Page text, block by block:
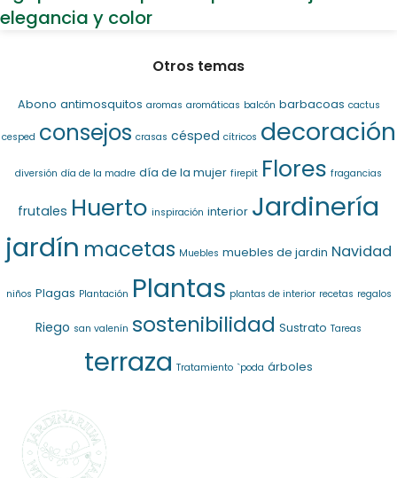
elegancia y color
Otros temas
Abono antimosquitos aromas aromáticas balcón barbacoas cactus
cesped consejos crasas césped cítricos decoración
diversión día de la madre día de la mujer firepit Flores fragancias
frutales Huerto inspiración interior Jardinería
jardín macetas Muebles muebles de jardin Navidad
niños Plagas Plantación Plantas plantas de interior recetas regalos
Riego san valenín sostenibilidad Sustrato Tareas
terraza Tratamiento `poda árboles